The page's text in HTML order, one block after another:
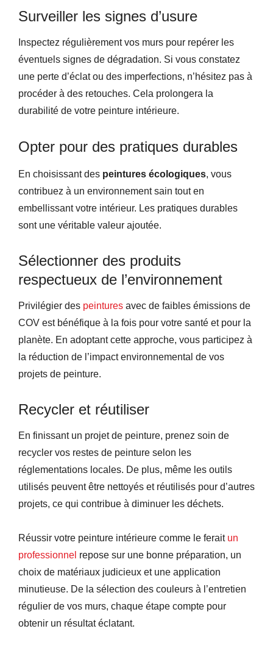
Surveiller les signes d’usure
Inspectez régulièrement vos murs pour repérer les
éventuels signes de dégradation. Si vous constatez
une perte d’éclat ou des imperfections, n’hésitez pas à
procéder à des retouches. Cela prolongera la
durabilité de votre peinture intérieure.
Opter pour des pratiques durables
En choisissant des peintures écologiques, vous
contribuez à un environnement sain tout en
embellissant votre intérieur. Les pratiques durables
sont une véritable valeur ajoutée.
Sélectionner des produits
respectueux de l’environnement
Privilégier des peintures avec de faibles émissions de
COV est bénéfique à la fois pour votre santé et pour la
planète. En adoptant cette approche, vous participez à
la réduction de l’impact environnemental de vos
projets de peinture.
Recycler et réutiliser
En finissant un projet de peinture, prenez soin de
recycler vos restes de peinture selon les
réglementations locales. De plus, même les outils
utilisés peuvent être nettoyés et réutilisés pour d’autres
projets, ce qui contribue à diminuer les déchets.
Réussir votre peinture intérieure comme le ferait un
professionnel repose sur une bonne préparation, un
choix de matériaux judicieux et une application
minutieuse. De la sélection des couleurs à l’entretien
régulier de vos murs, chaque étape compte pour
obtenir un résultat éclatant.